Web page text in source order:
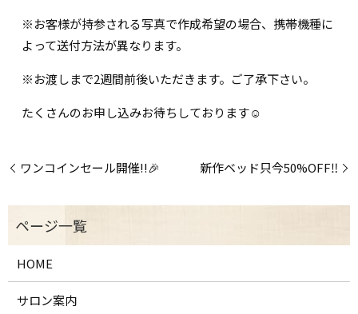
※お客様が持参される写真で作成希望の場合、携帯機種に
よって送付方法が異なります。
※お渡しまで2週間前後いただきます。ご了承下さい。
たくさんのお申し込みお待ちしております☺️
ワンコインセール開催!!🎉 新作ベッド只今50%OFF‼️
HOME
サロン案内